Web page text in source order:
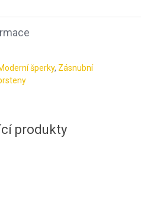
šperky, Zásnubní
produkty